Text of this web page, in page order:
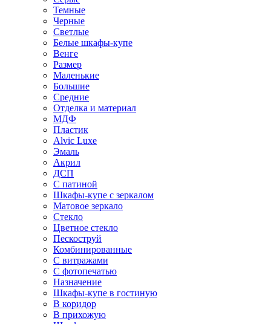
Темные
Черные
Светлые
Белые шкафы-купе
Венге
Размер
Маленькие
Большие
Средние
Отделка и материал
МДФ
Пластик
Alvic Luxe
Эмаль
Акрил
ДСП
С патиной
Шкафы-купе с зеркалом
Матовое зеркало
Стекло
Цветное стекло
Пескоструй
Комбинированные
С витражами
С фотопечатью
Назначение
Шкафы-купе в гостиную
В коридор
В прихожую